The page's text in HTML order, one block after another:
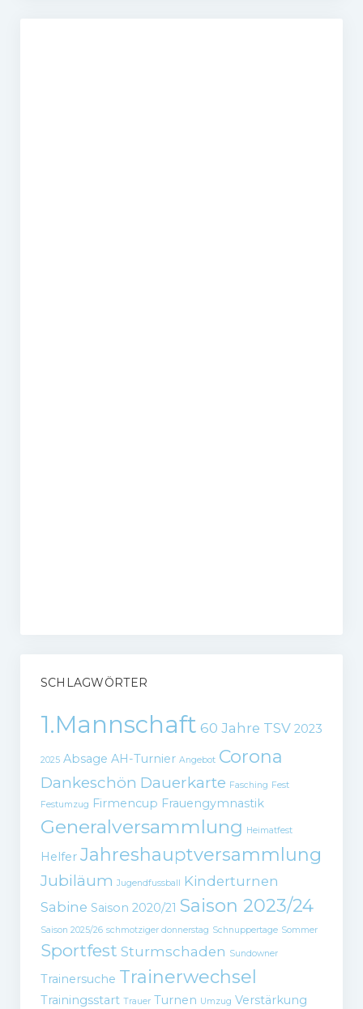
SCHLAGWÖRTER
1.Mannschaft 60 Jahre TSV 2023
2025 Absage AH-Turnier Angebot Corona
Dankeschön Dauerkarte Fasching Fest
Festumzug
Firmencup Frauengymnastik
Generalversammlung Heimatfest
Helfer Jahreshauptversammlung
Jubiläum Jugendfussball
Kinderturnen
Sabine Saison 2020/21 Saison 2023/24
Saison 2025/26 schmotziger donnerstag Schnuppertage Sommer
Sportfest Sturmschaden Sundowner
Trainersuche Trainerwechsel
Trainingsstart Trauer Turnen Umzug Verstärkung